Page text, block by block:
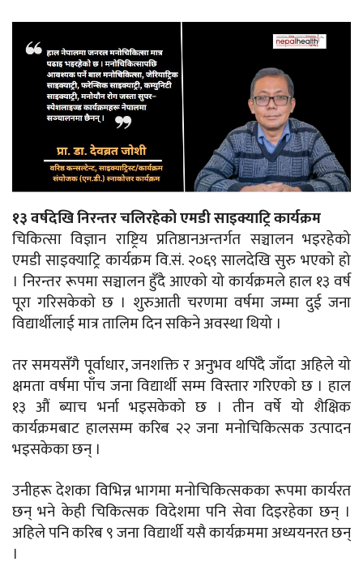
१३ वर्षदेखि निरन्तर चलिरहेको एमडी साइक्याट्रि कार्यक्रम
चिकित्सा विज्ञान राष्ट्रिय प्रतिष्ठानअन्तर्गत सञ्चालन भइरहेको
एमडी साइक्याट्रि कार्यक्रम वि.सं. २०६९ सालदेखि सुरु भएको हो
। निरन्तर रूपमा सञ्चालन हुँदै आएको यो कार्यक्रमले हाल १३ वर्ष
पूरा गरिसकेको छ । शुरुआती चरणमा वर्षमा जम्मा दुई जना
विद्यार्थीलाई मात्र तालिम दिन सकिने अवस्था थियो ।
तर समयसँगै पूर्वाधार, जनशक्ति र अनुभव थपिँदै जाँदा अहिले यो
क्षमता वर्षमा पाँच जना विद्यार्थी सम्म विस्तार गरिएको छ । हाल
१३ औं ब्याच भर्ना भइसकेको छ । तीन वर्षे यो शैक्षिक
कार्यक्रमबाट हालसम्म करिब २२ जना मनोचिकित्सक उत्पादन
भइसकेका छन् ।
उनीहरू देशका विभिन्न भागमा मनोचिकित्सकका रूपमा कार्यरत
छन् भने केही चिकित्सक विदेशमा पनि सेवा दिइरहेका छन् ।
अहिले पनि करिब ९ जना विद्यार्थी यसै कार्यक्रममा अध्ययनरत छन्
।